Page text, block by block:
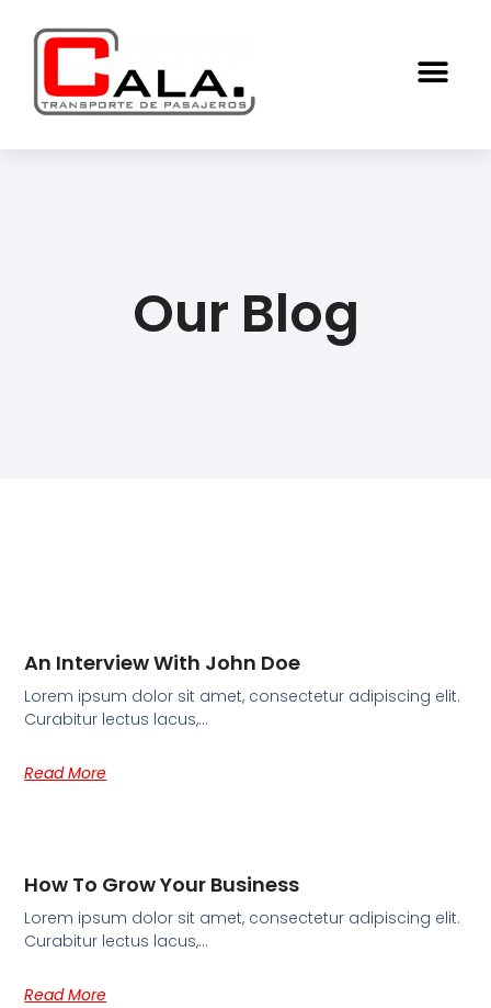
Our Blog
An Interview With John Doe
Lorem ipsum dolor sit amet, consectetur adipiscing elit.
Curabitur lectus lacus,…
Read More
How To Grow Your Business
Lorem ipsum dolor sit amet, consectetur adipiscing elit.
Curabitur lectus lacus,…
Read More